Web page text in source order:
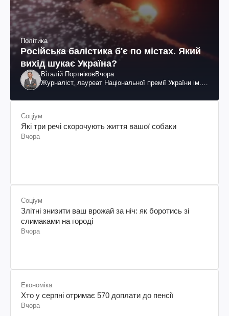
Політика
Російська балістика б'є по містах. Який
вихід шукає Україна?
Віталій ПортніковВчора
Журналіст, лауреат Національної премії України ім.
Соціум
Які три речі скорочують життя вашої собаки
Вчора
Соціум
Злітні знизити ваш врожай за ніч: як боротись зі
слимаками на городі
Вчора
Економіка
Хто у серпні отримає 570 доплати до пенсії
Вчора